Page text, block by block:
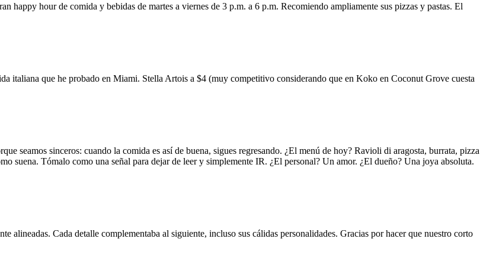
happy hour de comida y bebidas de martes a viernes de 3 p.m. a 6 p.m. Recomiendo ampliamente sus pizzas y pastas. El
italiana que he probado en Miami. Stella Artois a $4 (muy competitivo considerando que en Koko en Coconut Grove cuesta
seamos sinceros: cuando la comida es así de buena, sigues regresando. ¿El menú de hoy? Ravioli di aragosta, burrata, pizza
suena. Tómalo como una señal para dejar de leer y simplemente IR. ¿El personal? Un amor. ¿El dueño? Una joya absoluta.
alineadas. Cada detalle complementaba al siguiente, incluso sus cálidas personalidades. Gracias por hacer que nuestro corto